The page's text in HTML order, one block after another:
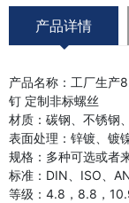
产品详情
产品名称：工厂生产
钉 定制非标螺丝
材质：碳钢、不锈钢
表面处理：锌镀、镀
规格：多种可选或者
标准：DIN、ISO、
等级：4.8，8.8，